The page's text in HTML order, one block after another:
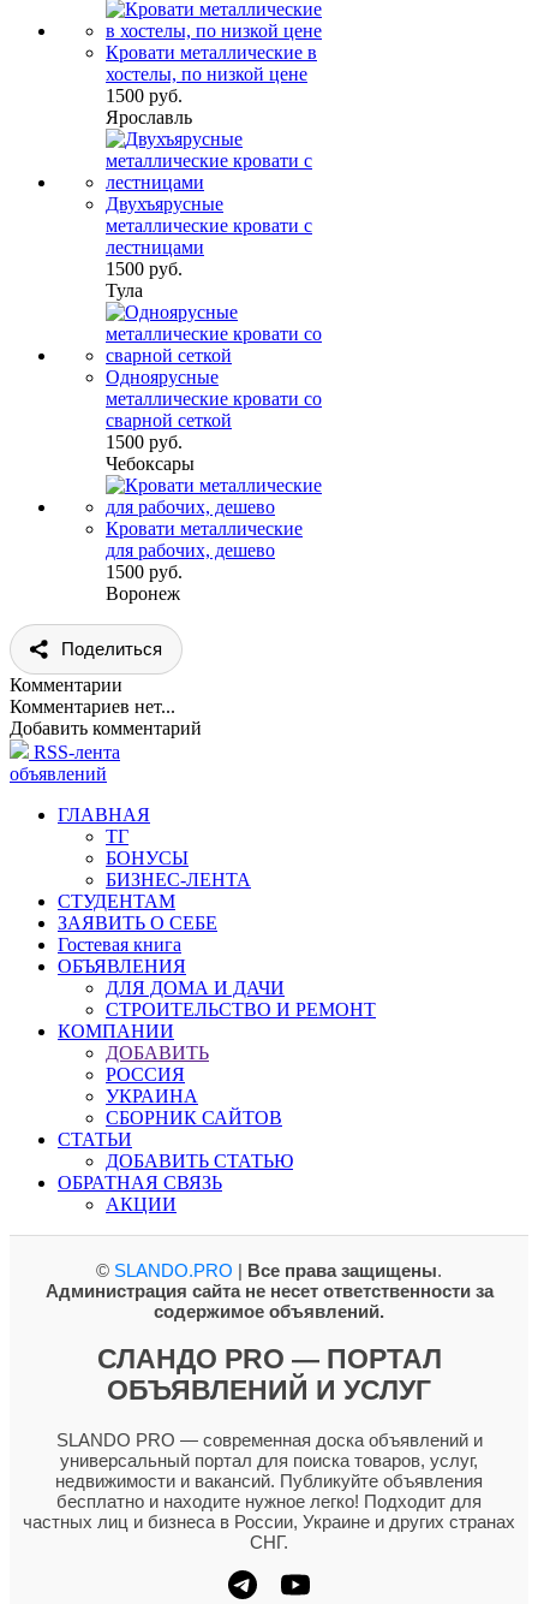
Кровати металлические в
хостелы, по низкой цене
1500 руб.
Ярославль
Двухъярусные
металлические кровати с
лестницами
1500 руб.
Тула
Одноярусные
металлические кровати со
сварной сеткой
1500 руб.
Чебоксары
Кровати металлические
для рабочих, дешево
1500 руб.
Воронеж
Поделиться
Комментарии
Комментариев нет...
Добавить комментарий
RSS-лента
объявлений
ГЛАВНАЯ
ТГ
БОНУСЫ
БИЗНЕС-ЛЕНТА
СТУДЕНТАМ
ЗАЯВИТЬ О СЕБЕ
Гостевая книга
ОБЪЯВЛЕНИЯ
ДЛЯ ДОМА И ДАЧИ
СТРОИТЕЛЬСТВО И РЕМОНТ
КОМПАНИИ
ДОБАВИТЬ
РОССИЯ
УКРАИНА
СБОРНИК САЙТОВ
СТАТЬИ
ДОБАВИТЬ СТАТЬЮ
ОБРАТНАЯ СВЯЗЬ
АКЦИИ
© SLANDO.PRO | Все права защищены.
Администрация сайта не несет ответственности за
содержимое объявлений.
СЛАНДО PRO — ПОРТАЛ
ОБЪЯВЛЕНИЙ И УСЛУГ
SLANDO PRO — современная доска объявлений и
универсальный портал для поиска товаров, услуг,
недвижимости и вакансий. Публикуйте объявления
бесплатно и находите нужное легко! Подходит для
частных лиц и бизнеса в России, Украине и других странах
СНГ.